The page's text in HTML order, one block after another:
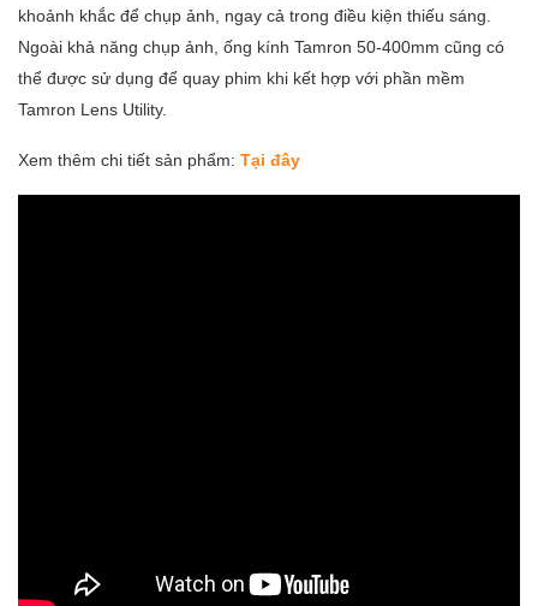
khoảnh khắc để chụp ảnh, ngay cả trong điều kiện thiếu sáng.
Ngoài khả năng chụp ảnh, ống kính Tamron 50-400mm cũng có
thể được sử dụng để quay phim khi kết hợp với phần mềm
Tamron Lens Utility.
Xem thêm chi tiết sản phẩm: Tại đây